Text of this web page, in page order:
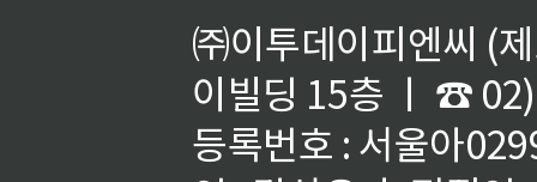
㈜이투데이피엔씨 (
이빌딩 15층 ㅣ ☎
등록번호 : 서울아